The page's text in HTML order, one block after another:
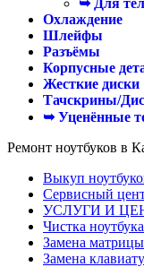
➥ Для
Охлаждение
Шлейфы
Разъёмы
Корпусные
Жесткие диски
Тачскрины/
➥ Уценённые
Ремонт ноутбуков в
Выкуп
Сервисный
УСЛУГИ И
Чистка
Замена
Замена